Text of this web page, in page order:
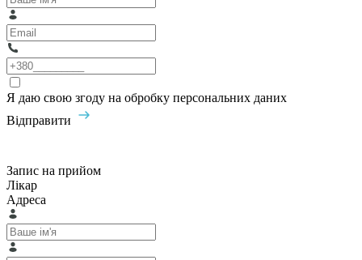
Я даю свою згоду на обробку персональних даних
Відправити
Запис на прийом
Лікар
Адреса